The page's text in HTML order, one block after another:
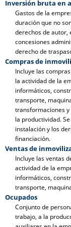
Inversión bruta en
Gastos de la
duración que no
derechos de autor,
concesiones
derecho de
Compras de
Incluye las
la actividad de la
informáticos,
transporte,
transformaciones
la productividad.
instalación y los
financiación.
Ventas de
Incluye las ventas
actividad de la
informáticos,
transporte,
Ocupados
Conjunto de
trabajo, a la